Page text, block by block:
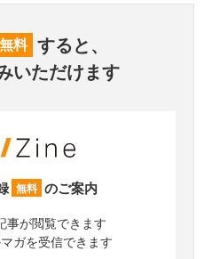
無料 すると、
いただけます
無料 のご案内
事が閲覧できます
ガを受信できます